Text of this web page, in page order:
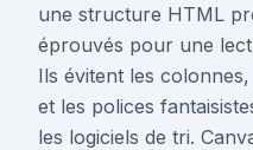
une structure HTML
éprouvés pour une
Ils évitent les
et les polices
les logiciels de tri.